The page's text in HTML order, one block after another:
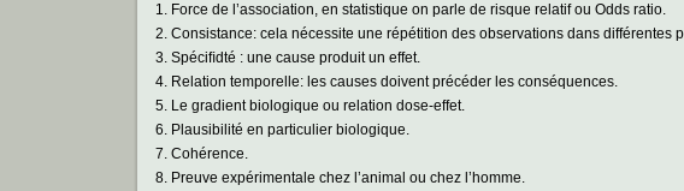
1. Force de l’association, en statistique on parle de risque relatif ou Odds ratio.
2. Consistance: cela nécessite une répétition des observations dans différentes
3. Spéciﬁdté : une cause produit un effet.
4. Relation temporelle: les causes doivent précéder les conséquences.
5. Le gradient biologique ou relation dose-effet.
6. Plausibilité en particulier biologique.
7. Cohérence.
8. Preuve expérimentale chez l’animal ou chez l’homme.